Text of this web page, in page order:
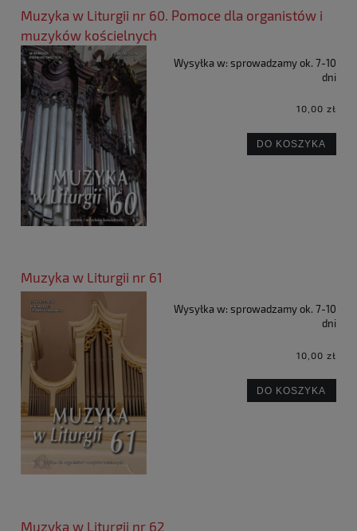
Muzyka w Liturgii nr 60. Pomoce dla organistów i
muzyków kościelnych
Wysyłka w: sprowadzamy ok. 7-10
dni
10,00 zł
DO KOSZYKA
Muzyka w Liturgii nr 61
Wysyłka w: sprowadzamy ok. 7-10
dni
10,00 zł
DO KOSZYKA
Muzyka w Liturgii nr 62